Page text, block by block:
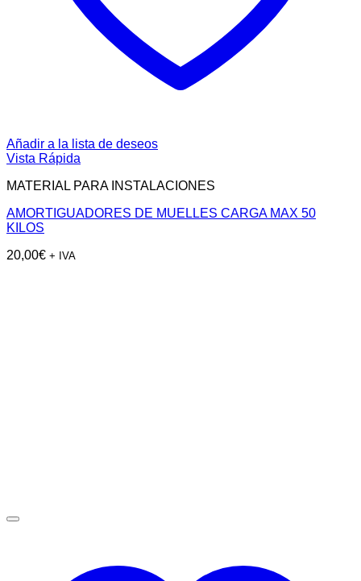
Añadir a la lista de deseos
Vista Rápida
MATERIAL PARA INSTALACIONES
AMORTIGUADORES DE MUELLES CARGA MAX 50
KILOS
20,00€ + IVA